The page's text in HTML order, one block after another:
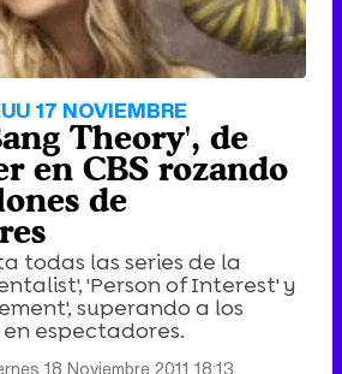
17 NOVIEMBRE
Theory', de
en CBS rozando
de
todas las series de la
'Person of Interest' y
superando a los
espectadores.
18 Noviembre 2011 18:13